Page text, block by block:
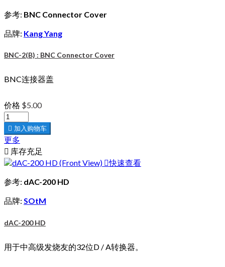
参考: BNC Connector Cover
品牌: Kang Yang
BNC-2(B) : BNC Connector Cover
BNC连接器盖
价格 $5.00
 加入购物车
更多
 库存充足
快速查看
参考: dAC-200 HD
品牌: SOtM
dAC-200 HD
用于中高级发烧友的32位D / A转换器。